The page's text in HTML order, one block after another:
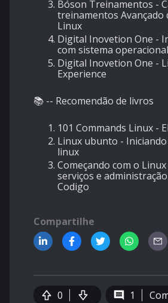
Bóson Treinamentos -
treinamentos Avançado
Linux
Digital Inovetion One -
com sistema
Digital Inovetion One -
Experience
📚 -- Recomendão de livros
101 Commands Linux -
Linux ubunto -
linux
Começando com o
serviços e
Codigo
Compartilhe
0 1